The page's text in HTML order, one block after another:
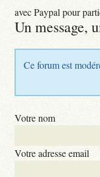
avec Paypal pour
Un message,
Ce forum est
Votre nom
Votre adresse email